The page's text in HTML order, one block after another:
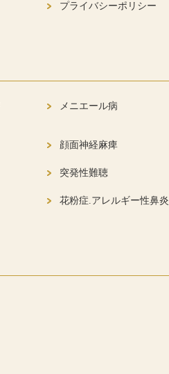
プライバシーポリシー
メニエール病
顔面神経麻痺
突発性難聴
花粉症.アレルギー性鼻炎